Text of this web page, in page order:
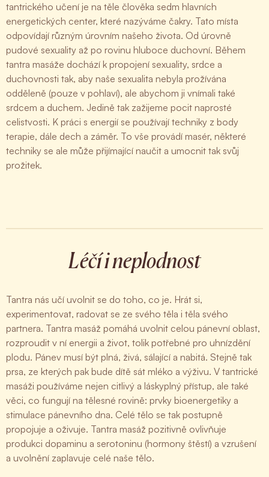
tantrického učení je na těle člověka sedm hlavních
energetických center, které nazýváme čakry. Tato místa
odpovídají různým úrovním našeho života. Od úrovně
pudové sexuality až po rovinu hluboce duchovní. Během
tantra masáže dochází k propojení sexuality, srdce a
duchovnosti tak, aby naše sexualita nebyla prožívána
odděleně (pouze v pohlaví), ale abychom ji vnímali také
srdcem a duchem. Jedině tak zažijeme pocit naprosté
celistvosti. K práci s energií se používají techniky z body
terapie, dále dech a záměr. To vše provádí masér, některé
techniky se ale může přijímající naučit a umocnit tak svůj
prožitek.
Léčí i neplodnost
Tantra nás učí uvolnit se do toho, co je. Hrát si,
experimentovat, radovat se ze svého těla i těla svého
partnera. Tantra masáž pomáhá uvolnit celou pánevní oblast,
rozproudit v ní energii a život, tolik potřebné pro uhnízdění
plodu. Pánev musí být plná, živá, sálající a nabitá. Stejně tak
prsa, ze kterých pak bude dítě sát mléko a výživu. V tantrické
masáži používáme nejen citlivý a láskyplný přístup, ale také
věci, co fungují na tělesné rovině: prvky bioenergetiky a
stimulace pánevního dna. Celé tělo se tak postupně
propojuje a oživuje. Tantra masáž pozitivně ovlivňuje
produkci dopaminu a serotoninu (hormony štěstí) a vzrušení
a uvolnění zaplavuje celé naše tělo.